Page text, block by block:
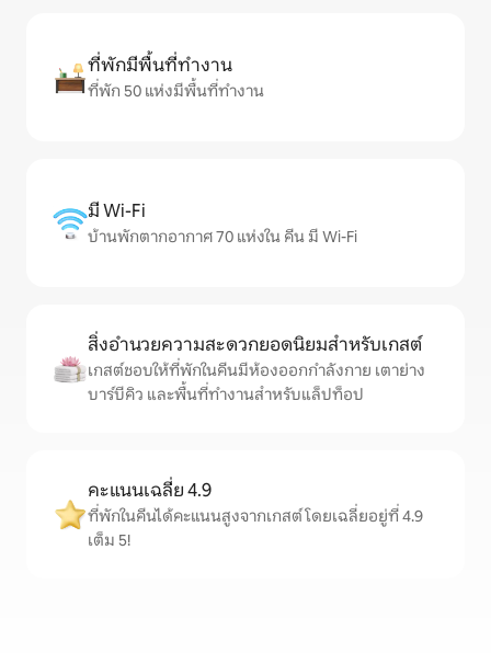
ที่พักมีพื้นที่ทำงาน
ที่พัก 50 แห่งมีพื้นที่ทำงาน
มี Wi-Fi
บ้านพักตากอากาศ 70 แห่งใน คีน มี Wi-Fi
สิ่งอำนวยความสะดวกยอดนิยมสำหรับเกสต์
เกสต์ชอบให้ที่พักในคีนมีห้องออกกำลังกาย เตาย่าง
บาร์บีคิว และพื้นที่ทำงานสำหรับแล็ปท็อป
คะแนนเฉลี่ย 4.9
ที่พักในคีนได้คะแนนสูงจากเกสต์ โดยเฉลี่ยอยู่ที่ 4.9
เต็ม 5!